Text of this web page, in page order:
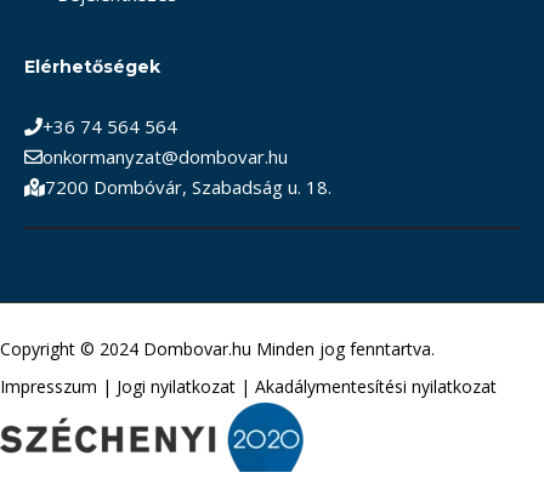
Elérhetőségek
+36 74 564 564
onkormanyzat@dombovar.hu
7200 Dombóvár, Szabadság u. 18.
Copyright © 2024 Dombovar.hu Minden jog fenntartva.
Impresszum | Jogi nyilatkozat | Akadálymentesítési nyilatkozat